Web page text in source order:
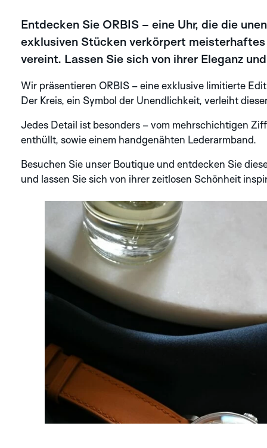
SILVER
ENTDECKEN SIE
DIE APLOS
Entdecken Sie ORBIS – eine Uhr, die die
exklusiven Stücken verkörpert
vereint. Lassen Sie sich von ihrer Eleganz
Wir präsentieren ORBIS – eine exklusive limitierte
Der Kreis, ein Symbol der Unendlichkeit, verleiht
Jedes Detail ist besonders – vom mehrschichtigen
enthüllt, sowie einem handgenähten Lederarmband.
Besuchen Sie unser Boutique und entdecken Sie
und lassen Sie sich von ihrer zeitlosen Schönheit